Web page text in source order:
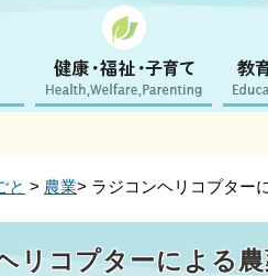
と > 農業> ラジコンヘリコプター
リコプターによる